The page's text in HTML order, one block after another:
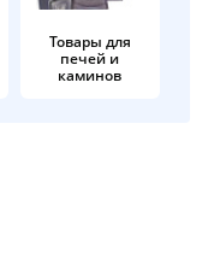
Товары для
печей и
каминов